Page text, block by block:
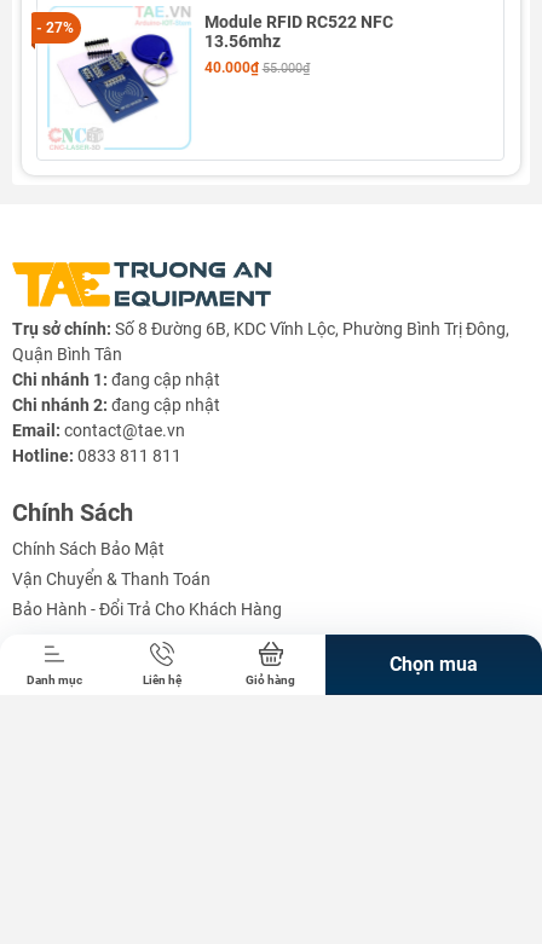
Tải
Nối
Danh mục Liên hệ Giỏ hàng
Chọn mua
- 27%
Module RFID RC522 NFC
13.56mhz
40.000₫ 55.000₫
Trụ sở chính: Số 8 Đường 6B, KDC Vĩnh Lộc, Phường Bình Trị Đông,
Quận Bình Tân
Chi nhánh 1: đang cập nhật
Chi nhánh 2: đang cập nhật
Email: contact@tae.vn
Hotline: 0833 811 811
Chính Sách
Chính Sách Bảo Mật
Vận Chuyển & Thanh Toán
Bảo Hành - Đổi Trả Cho Khách Hàng
Kết nối với chúng tôi